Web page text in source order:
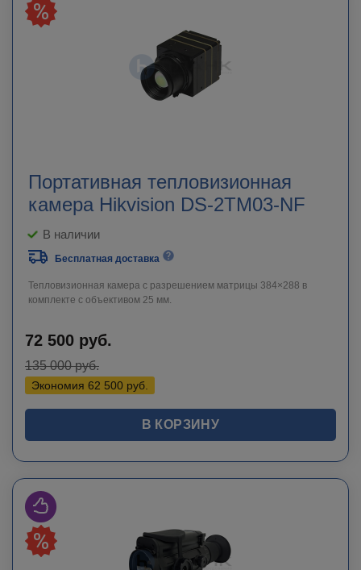
Портативная тепловизионная
камера Hikvision DS-2TM03-NF
В наличии
Бесплатная доставка
Тепловизионная камера с разрешением матрицы 384×288 в
комплекте с объективом 25 мм.
72 500 руб.
135 000руб.
Экономия 62 500 руб.
В КОРЗИНУ